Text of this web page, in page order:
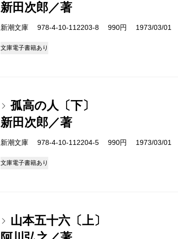
新田次郎／著
新潮文庫 978-4-10-112203-8 990円 1973/03/01
文庫電子書籍あり
孤高の人〔下〕
新田次郎／著
新潮文庫 978-4-10-112204-5 990円 1973/03/01
文庫電子書籍あり
山本五十六〔上〕